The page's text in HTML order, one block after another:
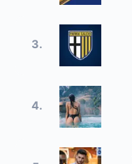
3.
4.